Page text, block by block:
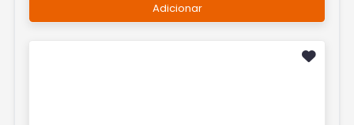
Adicionar